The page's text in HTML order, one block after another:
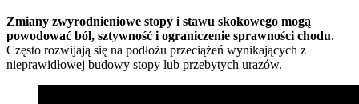
Zmiany zwyrodnieniowe stopy i stawu skokowego mogą
powodować ból, sztywność i ograniczenie sprawności chodu.
Często rozwijają się na podłożu przeciążeń wynikających z
nieprawidłowej budowy stopy lub przebytych urazów.